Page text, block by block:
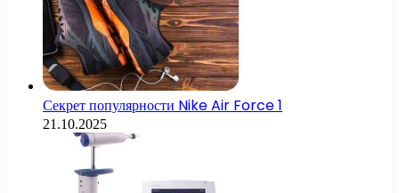
Секрет популярности Nike Air Force 1
21.10.2025